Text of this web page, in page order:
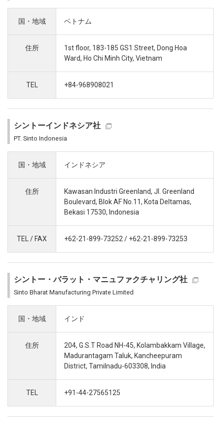
国・地域 ベトナム
住所
1st floor, 183-185 GS1 Street, Dong Hoa
Ward, Ho Chi Minh City, Vietnam
TEL +84-968908021
シントーインドネシア社
PT. Sinto Indonesia
国・地域 インドネシア
住所
Kawasan Industri Greenland, Jl. Greenland
Boulevard, Blok AF No.11, Kota Deltamas,
Bekasi 17530, Indonesia
TEL / FAX +62-21-899-73252 / +62-21-899-73253
シントー・バラット・マニュファクチャリング社
Sinto Bharat Manufacturing Private Limited
国・地域 インド
住所
204, G.S.T Road NH-45, Kolambakkam Village,
Madurantagam Taluk, Kancheepuram
District, Tamilnadu-603308, India
TEL +91-44-27565125